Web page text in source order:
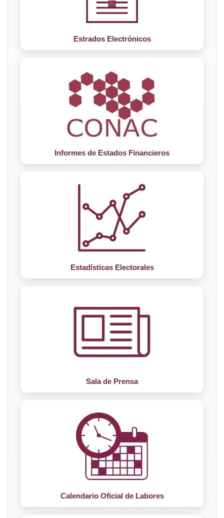
Estrados Electrónicos
Informes de Estados Financieros
Estadísticas Electorales
Sala de Prensa
Calendario Oficial de Labores